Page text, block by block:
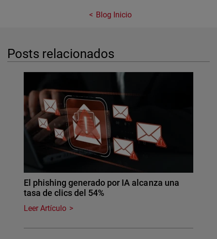
Blog Inicio
Posts relacionados
El phishing generado por IA alcanza una
tasa de clics del 54%
Leer Artículo